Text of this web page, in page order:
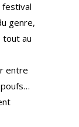
festival
genre,
tout au
entre